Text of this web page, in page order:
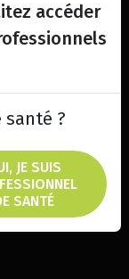
accéder
santé ?
JE SUIS
SANTÉ